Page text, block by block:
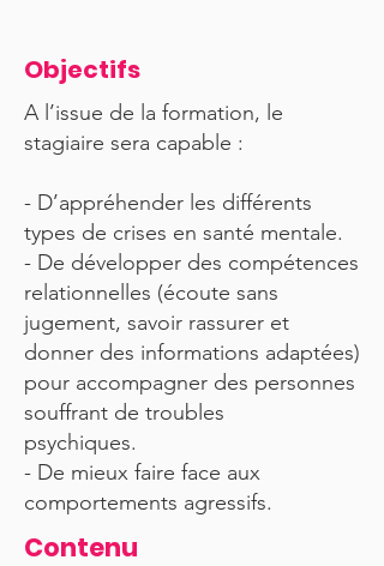
Objectifs
A l’issue de la formation, le
stagiaire sera capable :
- D’appréhender les différents
types de crises en santé mentale.
- De développer des compétences
relationnelles (écoute sans
jugement, savoir rassurer et
donner des informations adaptées)
pour accompagner des personnes
souffrant de troubles
psychiques.
- De mieux faire face aux
comportements agressifs.
Contenu